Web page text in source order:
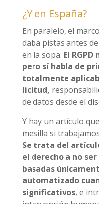
¿Y en España?
En paralelo, el
daba pistas antes
en la sopa. El
pero sí habla de
totalmente
licitud,
de datos desde el
Y hay un artículo
mesilla si
Se trata del
el derecho a no
basadas
automatizado
significativos, e